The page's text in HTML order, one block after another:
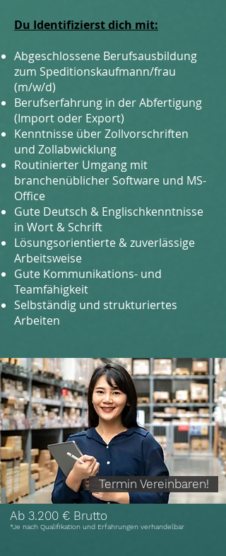
Du Identifizierst dich mit:
Abgeschlossene Berufsausbildung
zum Speditionskaufmann/frau
(m/w/d)
Berufserfahrung in der Abfertigung
(Import oder Export)
Kenntnisse über Zollvorschriften
und Zollabwicklung
Routinierter Umgang mit
branchenüblicher Software und MS-
Office
​Gute Deutsch & Englischkenntnisse
in Wort & Schrift
Lösungsorientierte & zuverlässige
Arbeitsweise
Gute Kommunikations- und
Teamfähigkeit
Selbständig und strukturiertes
Arbeiten
Termin Vereinbaren!
*Je nach Qualifikation und Erfahrungen verhandelbar
Ab 3.200 € Brutto